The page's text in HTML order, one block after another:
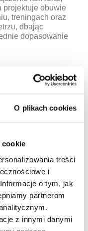
O plikach cookies
treści
i
o tym, jak
partnerom
z innymi danymi
projektuje obuwie
treningach oraz
dbając
dopasowanie
wykorzystuje
podczas
naturalny ruch
komfort